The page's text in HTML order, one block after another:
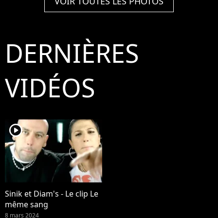
DERNIÈRES
VIDÉOS
player2
Sinik et Diam's - Le clip Le
même sang
8 mars 2024